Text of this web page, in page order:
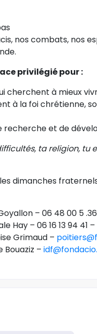
nos combats, nos
privilégié pour :
cherchent à mieux
à la foi chrétienne,
recherche et de
ta religion, tu
dimanches
– 06 48 00 5
Hay – 06 16 13 94 41 –
Grimaud –
Bouaziz –